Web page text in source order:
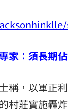
家：須長期
稱，以軍正
村莊實施轟